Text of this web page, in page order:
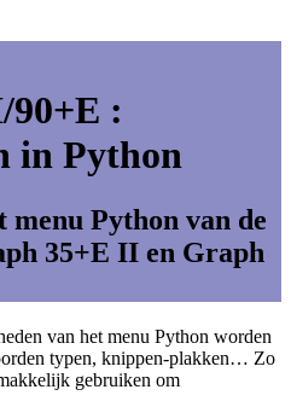
:
in Python
menu Python van de
35+E II en Graph
van het menu Python worden
typen, knippen-plakken… Zo
gebruiken om